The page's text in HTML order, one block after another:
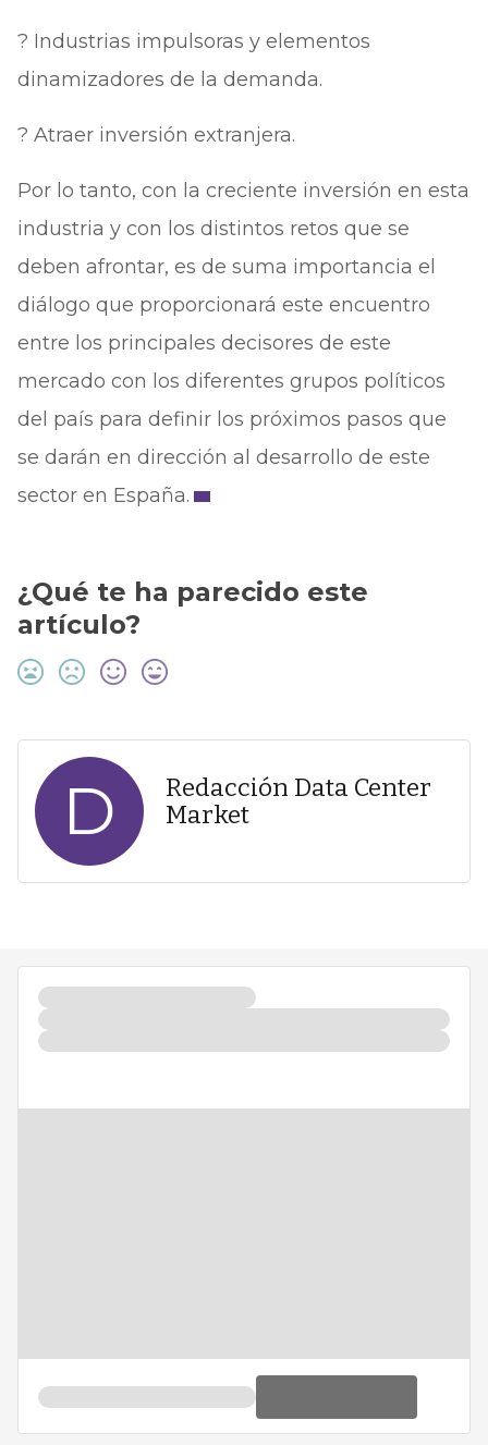
? Industrias impulsoras y elementos
dinamizadores de la demanda.
? Atraer inversión extranjera.
Por lo tanto, con la creciente inversión en esta
industria y con los distintos retos que se
deben afrontar, es de suma importancia el
diálogo que proporcionará este encuentro
entre los principales decisores de este
mercado con los diferentes grupos políticos
del país para definir los próximos pasos que
se darán en dirección al desarrollo de este
sector en España.
¿Qué te ha parecido este
artículo?
D
Redacción Data Center
Market